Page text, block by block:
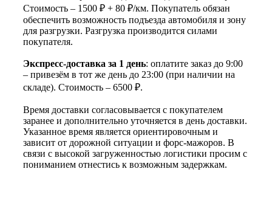
Стоимость – 1500 ₽ + 80 ₽/км. Покупатель обязан
обеспечить возможность подъезда автомобиля и зону
для разгрузки. Разгрузка производится силами
покупателя.
Экспресс-доставка за 1 день: оплатите заказ до 9:00
– привезём в тот же день до 23:00 (при наличии на
складе). Стоимость – 6500 ₽.
Время доставки согласовывается с покупателем
заранее и дополнительно уточняется в день доставки.
Указанное время является ориентировочным и
зависит от дорожной ситуации и форс-мажоров. В
связи с высокой загруженностью логистики просим с
пониманием отнестись к возможным задержкам.